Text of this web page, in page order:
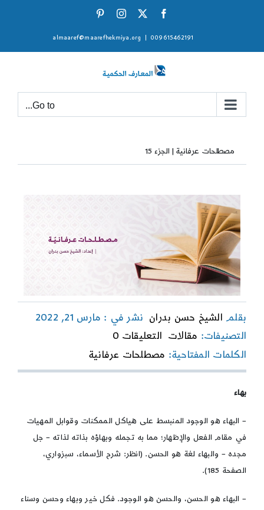
Facebook
X
Instagram
009615462191
almaaref@maarefhekmiya.org
Go to...
مصطلحات عرفانية | الجزء 15
بقلم الشيخ حسن بدران نشر في : مارس 21, 2022
التصنيفات: مقالات التعليقات 0
عرفانية
|
الكلمات المفتاحية: مصطلحات عرفانية
بهاء
– البهاء هو الوجود المنبسط على هياكل الممكنات وقوابل المهيات
في مقام الفعل والإظهار؛ مما به تجمله وبهاؤه بذاته لذاته – جل
مجده – والبهاء لغة هو الحسن. (انظر: شرح الأسماء، سبزواري،
الصفحة 185).
– البهاء هو الحسن، والحسن هو الوجود. فكل خير وبهاء وحسن وسناء